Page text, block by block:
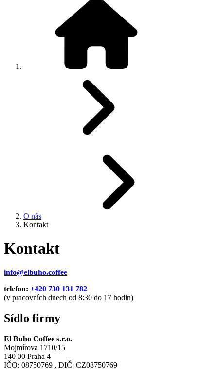
O nás
Kontakt
Kontakt
info@elbuho.coffee
telefon: +420 730 131 782
(v pracovních dnech od 8:30 do 17 hodin)
Sídlo firmy
El Buho Coffee s.r.o.
Mojmírova 1710/15
140 00 Praha 4
IČO: 08750769 , DIČ: CZ08750769